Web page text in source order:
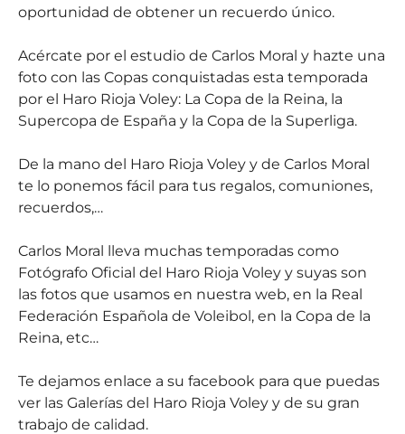
oportunidad de obtener un recuerdo único.
Acércate por el estudio de Carlos Moral y hazte una
foto con las Copas conquistadas esta temporada
por el Haro Rioja Voley: La Copa de la Reina, la
Supercopa de España y la Copa de la Superliga.
De la mano del Haro Rioja Voley y de Carlos Moral
te lo ponemos fácil para tus regalos, comuniones,
recuerdos,…
Carlos Moral lleva muchas temporadas como
Fotógrafo Oficial del Haro Rioja Voley y suyas son
las fotos que usamos en nuestra web, en la Real
Federación Española de Voleibol, en la Copa de la
Reina, etc…
Te dejamos enlace a su facebook para que puedas
ver las Galerías del Haro Rioja Voley y de su gran
trabajo de calidad.